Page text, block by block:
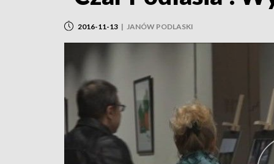
2016-11-13 | JANÓW PODLASKI